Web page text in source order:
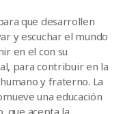
que desarrollen
y escuchar el mundo
en el con su
para contribuir en la
y fraterno. La
una educación
que acepta la